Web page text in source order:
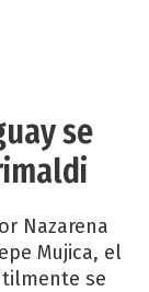
se
Nazarena
Mujica, el
se